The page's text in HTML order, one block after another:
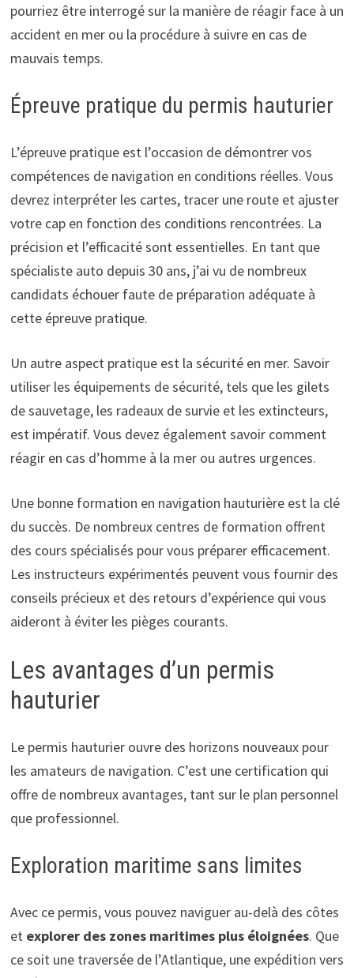
pourriez être interrogé sur la manière de réagir face à un
accident en mer ou la procédure à suivre en cas de
mauvais temps.
Épreuve pratique du permis hauturier
L’épreuve pratique est l’occasion de démontrer vos
compétences de navigation en conditions réelles. Vous
devrez interpréter les cartes, tracer une route et ajuster
votre cap en fonction des conditions rencontrées. La
précision et l’efficacité sont essentielles. En tant que
spécialiste auto depuis 30 ans, j’ai vu de nombreux
candidats échouer faute de préparation adéquate à
cette épreuve pratique.
Un autre aspect pratique est la sécurité en mer. Savoir
utiliser les équipements de sécurité, tels que les gilets
de sauvetage, les radeaux de survie et les extincteurs,
est impératif. Vous devez également savoir comment
réagir en cas d’homme à la mer ou autres urgences.
Une bonne formation en navigation hauturière est la clé
du succès. De nombreux centres de formation offrent
des cours spécialisés pour vous préparer efficacement.
Les instructeurs expérimentés peuvent vous fournir des
conseils précieux et des retours d’expérience qui vous
aideront à éviter les pièges courants.
Les avantages d’un permis
hauturier
Le permis hauturier ouvre des horizons nouveaux pour
les amateurs de navigation. C’est une certification qui
offre de nombreux avantages, tant sur le plan personnel
que professionnel.
Exploration maritime sans limites
Avec ce permis, vous pouvez naviguer au-delà des côtes
et explorer des zones maritimes plus éloignées. Que
ce soit une traversée de l’Atlantique, une expédition vers